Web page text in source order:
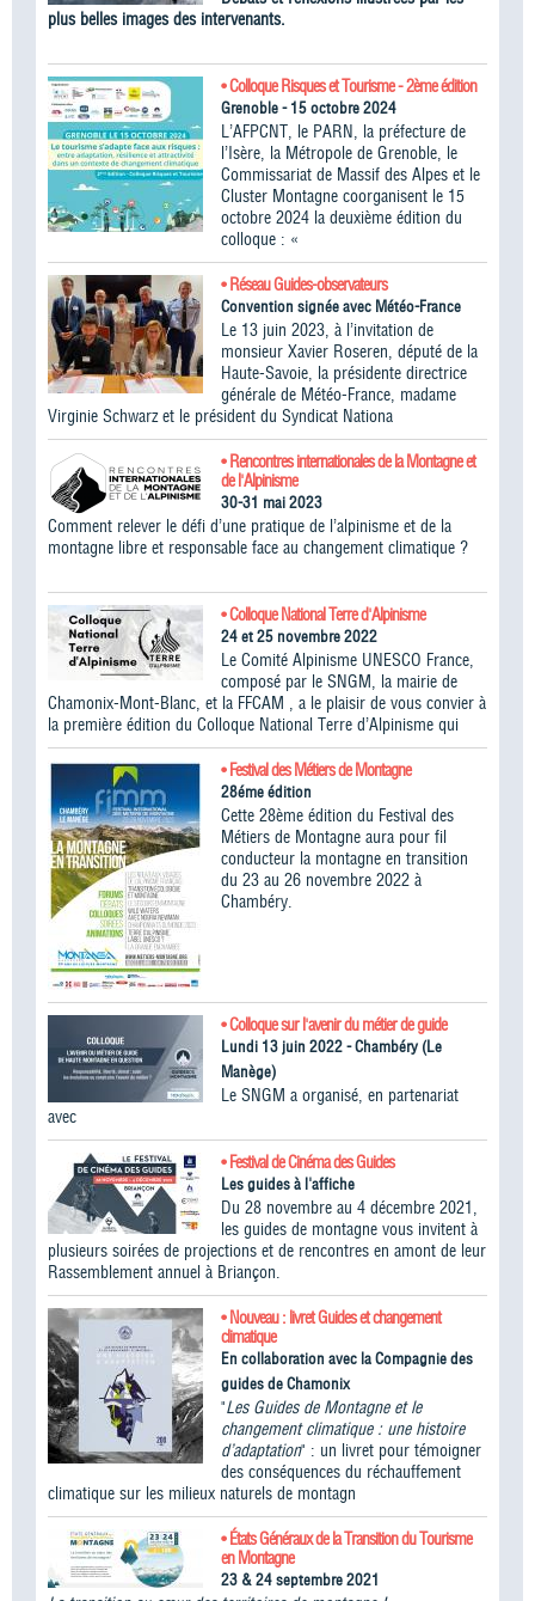
plus belles images des intervenants.
• Colloque Risques et Tourisme - 2ème édition
Grenoble - 15 octobre 2024
L’AFPCNT, le PARN, la préfecture de
l’Isère, la Métropole de Grenoble, le
Commissariat de Massif des Alpes et le
Cluster Montagne coorganisent le 15
octobre 2024 la deuxième édition du
colloque : «
• Réseau Guides-observateurs
Convention signée avec Météo-France
Le 13 juin 2023, à l’invitation de
monsieur Xavier Roseren, député de la
Haute-Savoie, la présidente directrice
générale de Météo-France, madame
Virginie Schwarz et le président du Syndicat Nationa
• Rencontres internationales de la Montagne et
de l'Alpinisme
30-31 mai 2023
Comment relever le défi d’une pratique de l’alpinisme et de la
montagne libre et responsable face au changement climatique ?
• Colloque National Terre d'Alpinisme
24 et 25 novembre 2022
Le Comité Alpinisme UNESCO France,
composé par le SNGM, la mairie de
Chamonix-Mont-Blanc, et la FFCAM , a le plaisir de vous convier à
la première édition du Colloque National Terre d’Alpinisme qui
• Festival des Métiers de Montagne
28éme édition
Cette 28ème édition du Festival des
Métiers de Montagne aura pour fil
conducteur la montagne en transition
du 23 au 26 novembre 2022 à
Chambéry.
• Colloque sur l'avenir du métier de guide
Lundi 13 juin 2022 - Chambéry (Le
Manège)
Le SNGM a organisé, en partenariat
avec
• Festival de Cinéma des Guides
Les guides à l'affiche
Du 28 novembre au 4 décembre 2021,
les guides de montagne vous invitent à
plusieurs soirées de projections et de rencontres en amont de leur
Rassemblement annuel à Briançon.
• Nouveau : livret Guides et changement
climatique
En collaboration avec la Compagnie des
guides de Chamonix
"Les Guides de Montagne et le
changement climatique : une histoire
d’adaptation" : un livret pour témoigner
des conséquences du réchauffement
climatique sur les milieux naturels de montagn
• États Généraux de la Transition du Tourisme
en Montagne
23 & 24 septembre 2021